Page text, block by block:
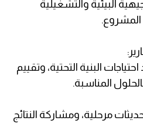
البيئية والتشغيلية
المشروع.
البنية التحتية، وتقييم
المناسبة.
مرحلية، ومشاركة النتائج